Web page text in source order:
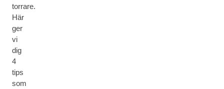
torrare.
Här
ger
vi
dig
4
tips
som